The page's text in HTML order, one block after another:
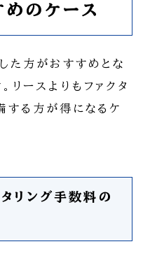
めのケース
た方がおすすめとな
リースよりもファクタ
する方が得になるケ
リング手数料の